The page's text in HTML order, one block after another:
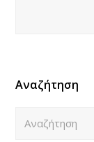
Αναζήτηση